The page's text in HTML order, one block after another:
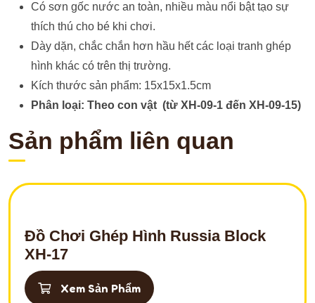
Có sơn gốc nước an toàn, nhiều màu nổi bật tạo sự
thích thú cho bé khi chơi.
Dày dặn, chắc chắn hơn hầu hết các loại tranh ghép
hình khác có trên thị trường.
Kích thước sản phẩm: 15x15x1.5cm
Phân loại: Theo con vật (từ XH-09-1 đến XH-09-15)
Sản phẩm liên quan
Đồ Chơi Ghép Hình Russia Block
XH-17
Xem Sản Phẩm